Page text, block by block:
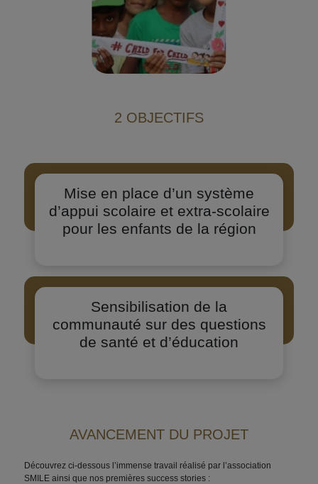
2 OBJECTIFS
Mise en place d’un système
d’appui scolaire et extra-scolaire
pour les enfants de la région
Sensibilisation de la
communauté sur des questions
de santé et d’éducation
AVANCEMENT DU PROJET
Découvrez ci-dessous l’immense travail réalisé par l’association
SMILE ainsi que nos premières success stories :